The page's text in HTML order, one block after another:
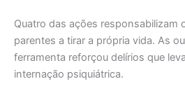
Quatro das ações responsabilizam
parentes a tirar a própria vida. As
ferramenta reforçou delírios que
internação psiquiátrica.